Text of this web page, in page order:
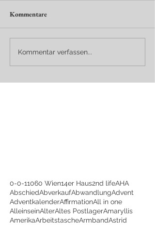
Kommentare
Kommentar verfassen...
0-0-11060 Wien14er Haus2nd lifeAHA
AbschiedAbverkaufAbwandlungAdvent
AdventkalenderAffirmationAll in one
AlleinseinAlterAltes PostlagerAmaryllis
AmerikaArbeitstascheArmbandAstrid